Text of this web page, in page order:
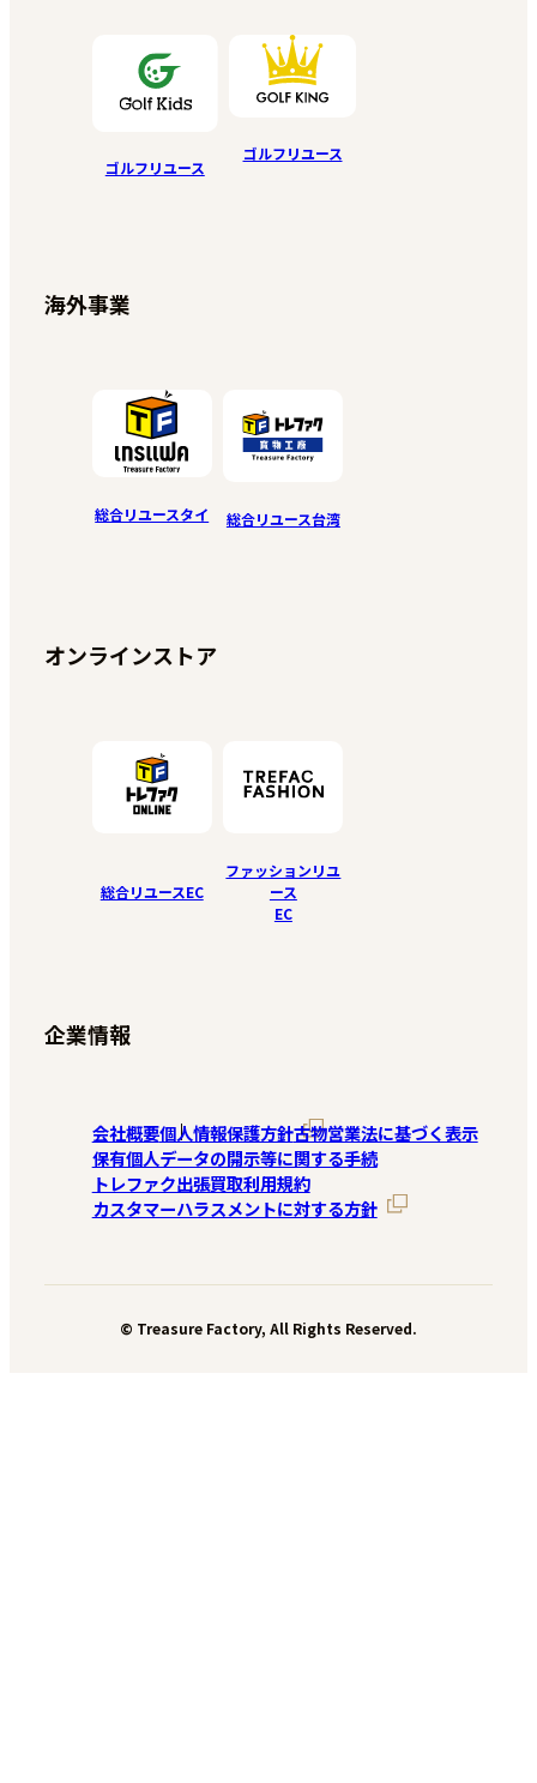
ゴルフリユース
ゴルフリユース
海外事業
総合リユースタイ 総合リユース台湾
オンラインストア
総合リユースEC
ファッションリユ
ース
EC
企業情報
会社概要個人情報保護方針古物営業法に基づく表示
保有個人データの開示等に関する手続
トレファク出張買取利用規約
カスタマーハラスメントに対する方針
© Treasure Factory, All Rights Reserved.